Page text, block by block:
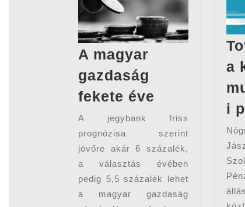
A magyar
gazdaság
fekete éve
magyar
gazdaság
fekete
éve
A jegybank friss
prognózisa szerint
jövőre akár 6 százalék,
a választás évében
pedig 5,5 százalék lehet
a magyar gazdaság
a
i